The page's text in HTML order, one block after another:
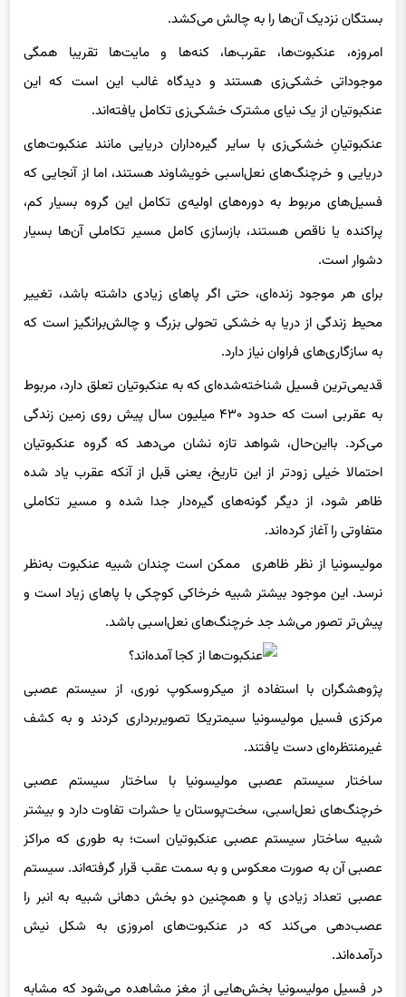
امروزه، عنکبوت‌ها، عقرب‌ها، کنه‌ها و مایت‌ها تقریبا همگی
موجوداتی خشکی‌زی هستند و دیدگاه غالب این است که این
عنکبوتیان از یک نیای مشترک خشکی‌زی تکامل یافته‌اند.
عنکبوتیانِ خشکی‌زی با سایر گیره‌داران دریایی مانند عنکبوت‌های
دریایی و خرچنگ‌های نعل‌اسبی خویشاوند هستند، اما از آنجایی که
فسیل‌های مربوط به دوره‌های اولیه‌ی تکامل این گروه بسیار کم،
پراکنده یا ناقص هستند، بازسازی کامل مسیر تکاملی آن‌ها بسیار
دشوار است.
برای هر موجود زنده‌ای، حتی اگر پاهای زیادی داشته باشد، تغییر
محیط زندگی از دریا به خشکی تحولی بزرگ و چالش‌برانگیز است که
به سازگاری‌های فراوان نیاز دارد.
قدیمی‌ترین فسیل شناخته‌شده‌ای که به عنکبوتیان تعلق دارد، مربوط
به عقربی است که حدود ۴۳۰ میلیون سال پیش روی زمین زندگی
می‌کرد. بااین‌حال، شواهد تازه نشان می‌دهد که گروه عنکبوتیان
احتمالا خیلی زودتر از این تاریخ، یعنی قبل از آنکه عقرب یاد شده
ظاهر شود، از دیگر گونه‌های گیره‌دار جدا شده و مسیر تکاملی
متفاوتی را آغاز کرده‌اند.
مولیسونیا از نظر ظاهری ممکن است چندان شبیه عنکبوت به‌نظر
نرسد. این موجود بیشتر شبیه خرخاکی کوچکی با پاهای زیاد است و
پیش‌تر تصور می‌شد جد خرچنگ‌های نعل‌اسبی باشد.
پژوهشگران با استفاده از میکروسکوپ نوری، از سیستم عصبی
مرکزی فسیل مولیسونیا سیمتریکا تصویربرداری کردند و به کشف
غیرمنتظره‌ای دست یافتند.
ساختار سیستم عصبی مولیسونیا با ساختار سیستم عصبی
خرچنگ‌های نعل‌اسبی، سخت‌پوستان یا حشرات تفاوت دارد و بیشتر
شبیه ساختار سیستم عصبی عنکبوتیان است؛ به طوری که مراکز
عصبی آن به صورت معکوس و به سمت عقب قرار گرفته‌اند. سیستم
عصبی تعداد زیادی پا و همچنین دو بخش دهانی شبیه به انبر را
عصب‌دهی می‌کند که در عنکبوت‌های امروزی به شکل نیش‌
درآمده‌اند.
در فسیل مولیسونیا بخش‌هایی از مغز مشاهده می‌شود که مشابه
بخش‌های مغزی موجودات زنده امروزی هستند و این امر نشان